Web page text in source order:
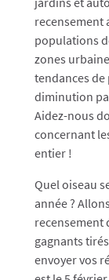
recensement
populations
zones
tendances
diminution
Aidez-nous
concernant
entier !
Quel oiseau
année ?
recensement
gagnants
envoyer vos